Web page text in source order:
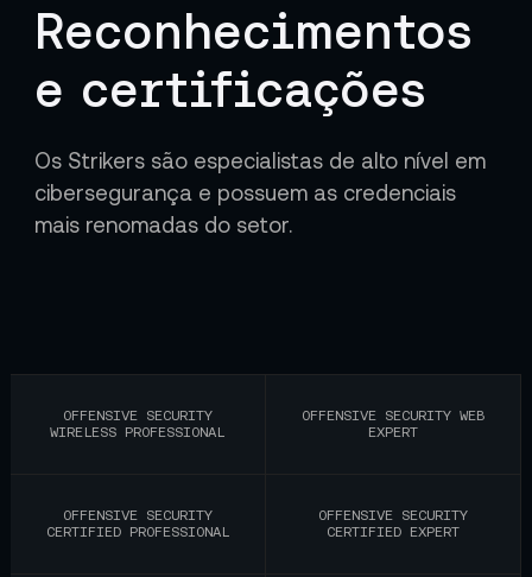
Reconhecimentos
e certificações
Os Strikers são especialistas de alto nível em
cibersegurança e possuem as credenciais
mais renomadas do setor.
OFFENSIVE SECURITY
WIRELESS PROFESSIONAL
OFFENSIVE SECURITY WEB
EXPERT
OFFENSIVE SECURITY
CERTIFIED PROFESSIONAL
OFFENSIVE SECURITY
CERTIFIED EXPERT